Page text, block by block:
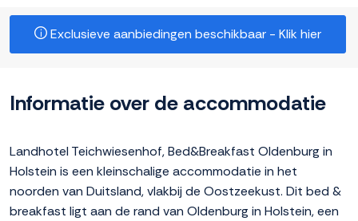
Exclusieve aanbiedingen beschikbaar - Klik hier
Informatie over de accommodatie
Landhotel Teichwiesenhof, Bed&Breakfast Oldenburg in
Holstein is een kleinschalige accommodatie in het
noorden van Duitsland, vlakbij de Oostzeekust. Dit bed &
breakfast ligt aan de rand van Oldenburg in Holstein, een